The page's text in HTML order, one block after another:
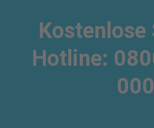
Kostenlose
Hotline:
000